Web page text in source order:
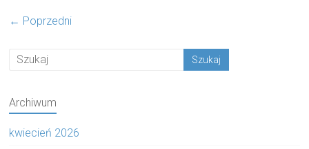
← Poprzedni
Archiwum
kwiecień 2026